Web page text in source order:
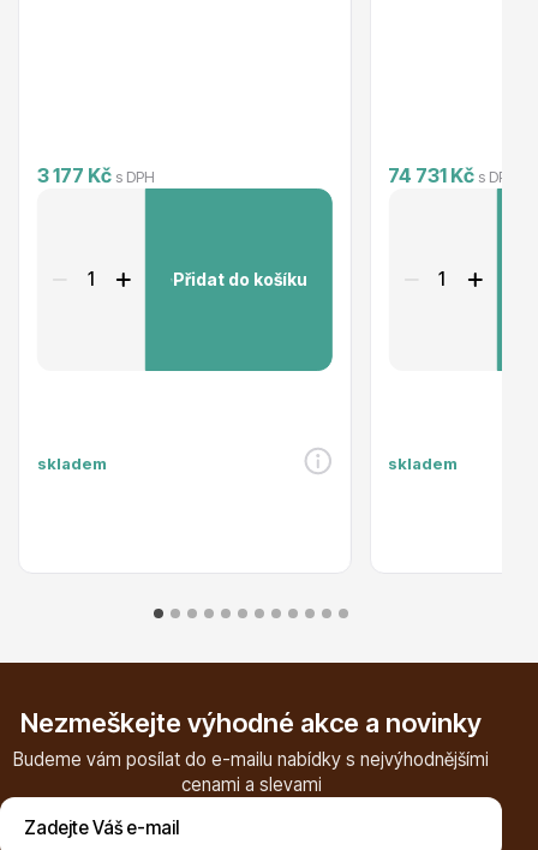
Ovocné stromy
3 177 Kč s DPH
Přidat do košíku
skladem
74 731 Kč s DPH
skladem
Nezmeškejte výhodné akce a novinky
Budeme vám posílat do e-mailu nabídky s nejvýhodnějšími
cenami a slevami